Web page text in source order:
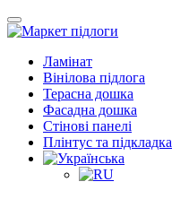
Ламінат
Вінілова підлога
Терасна дошка
Фасадна дошка
Стінові панелі
Плінтус та підкладка